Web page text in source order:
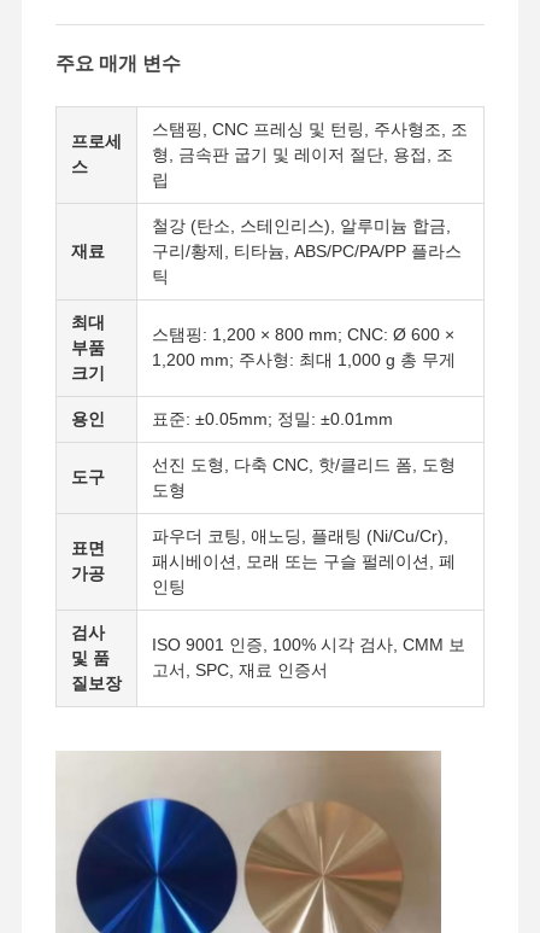
제품 비디오
주요 매개 변수
프로세
스
스탬핑, CNC 프레싱 및 턴링, 주사형조, 조
형, 금속판 굽기 및 레이저 절단, 용접, 조
립
재료
철강 (탄소, 스테인리스), 알루미늄 합금,
구리/황제, 티타늄, ABS/PC/PA/PP 플라스
틱
최대
부품
크기
스탬핑: 1,200 × 800 mm; CNC: Ø 600 ×
1,200 mm; 주사형: 최대 1,000 g 총 무게
용인 표준: ±0.05mm; 정밀: ±0.01mm
도구
선진 도형, 다축 CNC, 핫/클리드 폼, 도형
도형
표면
가공
파우더 코팅, 애노딩, 플래팅 (Ni/Cu/Cr),
패시베이션, 모래 또는 구슬 펄레이션, 페
인팅
검사
및 품
질보장
ISO 9001 인증, 100% 시각 검사, CMM 보
고서, SPC, 재료 인증서